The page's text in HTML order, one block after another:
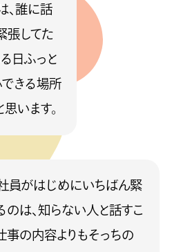
、誰に話
張してた
日ふっと
できる場所
います。
員がはじめにいちばん緊
のは、知らない人と話すこ
仕事の内容よりもそっちの